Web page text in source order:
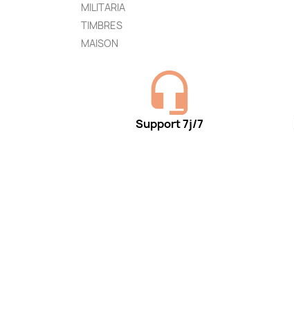
MILITARIA
TIMBRES
MAISON
Support 7j/7